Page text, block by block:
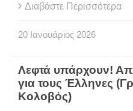
Διαβάστε Περισσότερα
20 Ιανουάριος 2026
Λεφτά υπάρχουν!
για τους Έλληνες
Κολοβός)